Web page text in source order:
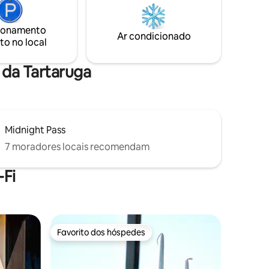
sala
minutos
de
com assentos para 8 pessoas. Nas
proximidades há uma fogueira a gás de
vidro azul com uma área de estar, "spool"
de grandes dimensões (9 pés de
um grande sofá-cama circular.
no local
Ar condicionado
Tartaruga
Midnight Pass
7 moradores locais recomendam
Favorito dos hóspedes
Favorito dos hóspedes